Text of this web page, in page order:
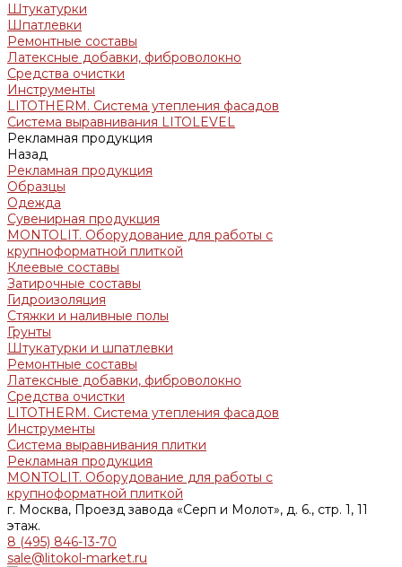
Штукатурки
Шпатлевки
Ремонтные составы
Латексные добавки, фиброволокно
Средства очистки
Инструменты
LITOTHERM. Система утепления фасадов
Система выравнивания LITOLEVEL
Рекламная продукция
Назад
Рекламная продукция
Образцы
Одежда
Сувенирная продукция
MONTOLIT. Оборудование для работы с
крупноформатной плиткой
Клеевые составы
Затирочные составы
Гидроизоляция
Стяжки и наливные полы
Грунты
Штукатурки и шпатлевки
Ремонтные составы
Латексные добавки, фиброволокно
Средства очистки
LITOTHERM. Система утепления фасадов
Инструменты
Система выравнивания плитки
Рекламная продукция
MONTOLIT. Оборудование для работы с
крупноформатной плиткой
г. Москва, Проезд завода «Серп и Молот», д. 6., стр. 1, 11
этаж.
8 (495) 846-13-70
sale@litokol-market.ru